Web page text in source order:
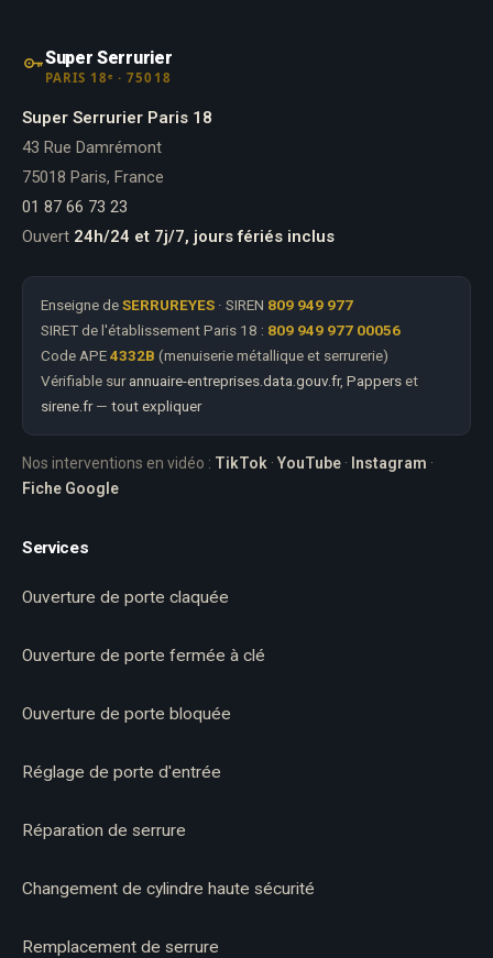
Super Serrurier
PARIS 18ᵉ · 75018
Super Serrurier Paris 18
43 Rue Damrémont
75018 Paris, France
01 87 66 73 23
Ouvert 24h/24 et 7j/7, jours fériés inclus
Enseigne deSERRUREYES · SIREN 809 949 977
SIRET de l'établissement Paris 18 : 809 949 977 00056
Code APE4332B (menuiserie métallique et serrurerie)
Vérifiable surannuaire-entreprises.data.gouv.fr, Papperset
sirene.fr— tout expliquer
Nos interventions en vidéo : TikTok · YouTube · Instagram ·
Fiche Google
Services
Ouverture de porte claquée
Ouverture de porte fermée à clé
Ouverture de porte bloquée
Réglage de porte d'entrée
Réparation de serrure
Changement de cylindre haute sécurité
Remplacement de serrure